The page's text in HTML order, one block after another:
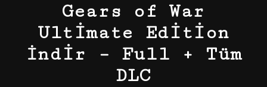
Gears of War
Ultimate Edition
İndir – Full + Tüm
DLC